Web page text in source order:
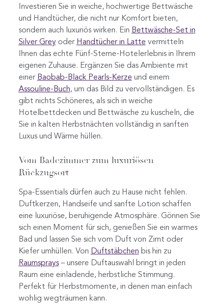
Investieren Sie in weiche, hochwertige Bettwäsche
und Handtücher, die nicht nur Komfort bieten,
sondern auch luxuriös wirken. Ein Bettwäsche-Set in
Silver Greyoder Handtücher in Latte vermitteln
Ihnen das echte Fünf-Sterne-Hotelerlebnis in Ihrem
eigenen Zuhause. Ergänzen Sie das Ambiente mit
einer Baobab-Black Pearls-Kerze und einem
Assouline-Buch, um das Bild zu vervollständigen. Es
gibt nichts Schöneres, als sich in weiche
Hotelbettdecken und Bettwäsche zu kuscheln, die
Sie in kalten Herbstnächten vollständig in sanften
Luxus und Wärme hüllen.
Vom Badezimmer zum luxuriösen
Rückzugsort
Spa-Essentials dürfen auch zu Hause nicht fehlen.
Duftkerzen, Handseife und sanfte Lotion schaffen
eine luxuriöse, beruhigende Atmosphäre. Gönnen Sie
sich einen Moment für sich, genießen Sie ein warmes
Bad und lassen Sie sich vom Duft von Zimt oder
Kiefer umhüllen. Von Duftstäbchen bis hin zu
Raumsprays– unsere Duftauswahl bringt in jeden
Raum eine einladende, herbstliche Stimmung.
Perfekt für Herbstmomente, in denen man einfach
wohlig wegträumen kann.